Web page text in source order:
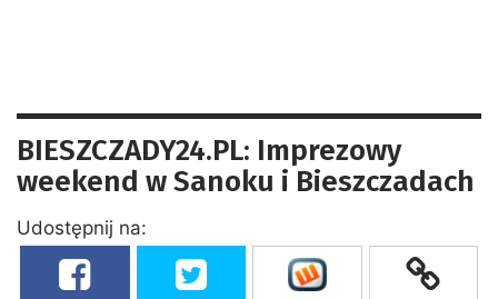
BIESZCZADY24.PL: Imprezowy
weekend w Sanoku i Bieszczadach
Udostępnij na: